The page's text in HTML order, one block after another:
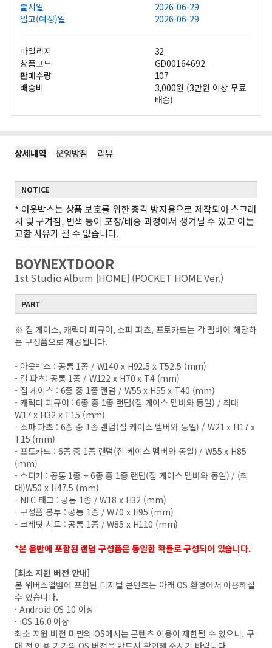
출시일
2026-06-29
입고(예정)일
2026-06-29
마일리지
32
상품코드
GD00164692
판매수량
107
배송비
3,000원 (3만원 이상 무료
배송)
상세내역 운영방침 리뷰
NOTICE
* 아웃박스는 상품 보호를 위한 충격 방지용으로 제작되어 스크래
치 및 구겨짐, 변색 등이 포장/배송 과정에서 생겨날 수 있고 이는
교환 사유가 될 수 없습니다.
BOYNEXTDOOR
1st Studio Album [HOME] (POCKET HOME Ver.)
PART
※ 집 케이스, 캐릭터 피규어, 소파 파츠, 포토카드는 각 멤버에 해당하
는 구성품으로 제공됩니다.
- 아웃박스 : 공통 1종 / W140 x H92.5 x T52.5 (mm)
- 길 파츠: 공통 1종 / W122 x H70 x T4 (mm)
- 집 케이스 : 6종 중 1종 랜덤 / W55 x H55 x T40 (mm)
- 캐릭터 피규어 : 6종 중 1종 랜덤(집 케이스 멤버와 동일) / 최대
W17 x H32 x T15 (mm)
- 소파 파츠 : 6종 중 1종 랜덤(집 케이스 멤버와 동일) / W21 x H17 x
T15 (mm)
- 포토카드 : 6종 중 1종 랜덤(집 케이스 멤버와 동일) / W55 x H85
(mm)
- 스티커 : 공통 1종 + 6종 중 1종 랜덤(집 케이스 멤버와 동일) / (최
대)W50 x H47.5 (mm)
- NFC 태그 : 공통 1종 / W18 x H32 (mm)
- 구성품 봉투 : 공통 1종 / W70 x H95 (mm)
- 크레딧 시트 : 공통 1종 / W85 x H110 (mm)
*본 음반에 포함된 랜덤 구성품은 동일한 확률로 구성되어 있습니다.
[최소 지원 버전 안내]
본 위버스앨범에 포함된 디지털 콘텐츠는 아래 OS 환경에서 이용하실
수 있습니다.
· Android OS 10 이상
· iOS 16.0 이상
최소 지원 버전 미만의 OS에서는 콘텐츠 이용이 제한될 수 있으니, 구
매 전 이용 기기의 OS 버전을 반드시 확인해 주시기 바랍니다.